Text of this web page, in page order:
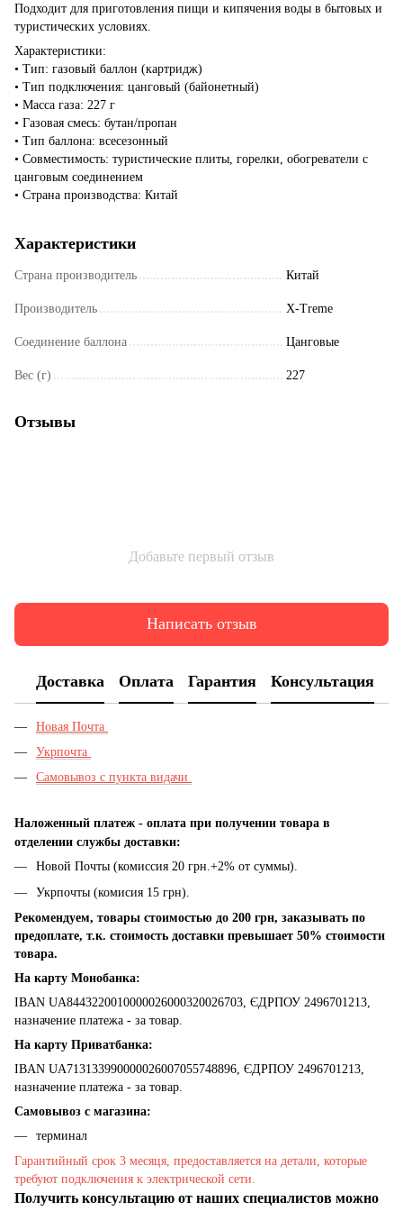
Подходит для приготовления пищи и кипячения воды в бытовых и
туристических условиях.
Характеристики:
• Тип: газовый баллон (картридж)
• Тип подключения: цанговый (байонетный)
• Масса газа: 227 г
• Газовая смесь: бутан/пропан
• Тип баллона: всесезонный
• Совместимость: туристические плиты, горелки, обогреватели с
цанговым соединением
• Страна производства: Китай
Характеристики
Страна производитель Китай
Производитель X-Treme
Соединение баллона Цанговые
Вес (г) 227
Отзывы
Добавьте первый отзыв
Написать отзыв
Доставка Оплата Гарантия Консультация
Новая Почта
Укрпочта
Самовывоз с пункта видачи
Наложенный платеж - оплата при получении товара в
отделении службы доставки:
Новой Почты (комиссия 20 грн.+2% от суммы).
Укрпочты (комисия 15 грн).
Рекомендуем, товары стоимостью до 200 грн, заказывать по
предоплате, т.к. стоимость доставки превышает 50% стоимости
товара.
На карту Монобанка:
IBAN UA8443220010000026000320026703, ЄДРПОУ 2496701213,
назначение платежа - за товар.
На карту Приватбанка:
IBAN UA713133990000026007055748896, ЄДРПОУ 2496701213,
назначение платежа - за товар.
Самовывоз с магазина:
терминал
Гарантийный срок 3 месяця, предоставляется на детали, которые
требуют подключения к электрической сети.
Получить консультацию от наших специалистов можно